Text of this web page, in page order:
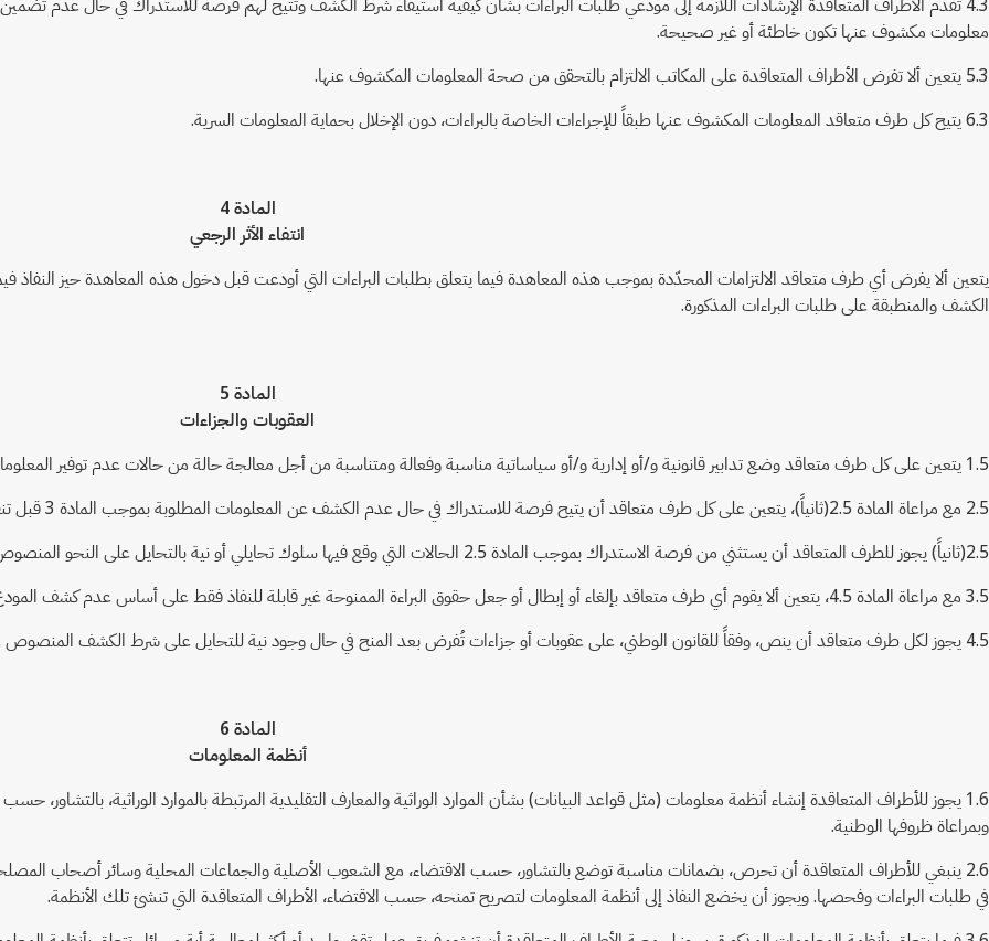
معلومات مكشوف عنها تكون خاطئة أو غير صحيحة.
5.3 يتعين ألا تفرض الأطراف المتعاقدة على المكاتب الالتزام بالتحقق من صحة المعلومات المكشوف عنها.
6.3 يتيح كل طرف متعاقد المعلومات المكشوف عنها طبقاً للإجراءات الخاصة بالبراءات، دون الإخلال بحماية المعلومات السرية.
المادة 4
انتفاء الأثر الرجعي
يتعين ألا يفرض أي طرف متعاقد الالتزامات المحدّدة بموجب هذه المعاهدة فيما يتعلق بطلبات البراءات التي أودعت قبل دخول هذه المعاهدة حيز النفاذ
الكشف والمنطبقة على طلبات البراءات المذكورة.
المادة 5
العقوبات والجزاءات
1.5 يتعين على كل طرف متعاقد وضع تدابير قانونية و/أو إدارية و/أو سياساتية مناسبة وفعالة ومتناسبة من أجل معالجة حالة من حالات عدم توفير المعلومات المطلوبة بموجب المادة 3 من هذه المعاهدة.
2.5 مع مراعاة المادة 2.5(ثانياً)، يتعين على كل طرف متعاقد أن يتيح فرصة للاستدراك في حال عدم الكشف عن المعلومات المطلوبة بموجب المادة 3 قبل تنفيذ عقوبات أو توجيه جزاءات.
2.5(ثانياً) يجوز للطرف المتعاقد أن يستثني من فرصة الاستدراك بموجب المادة 2.5 الحالات التي وقع فيها سلوك تحايلي أو نية بالتحايل على النحو المنصوص عليه في القانون الوطني.
3.5 مع مراعاة المادة 4.5، يتعين ألا يقوم أي طرف متعاقد بإلغاء أو إبطال أو جعل حقوق البراءة الممنوحة غير قابلة للنفاذ فقط على أساس عدم كشف المودع عن المعلومات المبيّنة في المادة 3 من هذه المعاهدة.
4.5 يجوز لكل طرف متعاقد أن ينص، وفقاً للقانون الوطني، على عقوبات أو جزاءات تُفرض بعد المنح في حال وجود نية للتحايل على شرط الكشف المنصوص عليه في المادة 3 من هذه المعاهدة.
المادة 6
أنظمة المعلومات
1.6 يجوز للأطراف المتعاقدة إنشاء أنظمة معلومات (مثل قواعد البيانات) بشأن الموارد الوراثية والمعارف التقليدية المرتبطة بالموارد الوراثية،
وبمراعاة ظروفها الوطنية.
2.6 ينبغي للأطراف المتعاقدة أن تحرص، بضمانات مناسبة توضع بالتشاور، حسب الاقتضاء، مع الشعوب الأصلية والجماعات المحلية وسائر أصحاب
في طلبات البراءات وفحصها. ويجوز أن يخضع النفاذ إلى أنظمة المعلومات لتصريح تمنحه، حسب الاقتضاء، الأطراف المتعاقدة التي تنشئ تلك الأنظمة.